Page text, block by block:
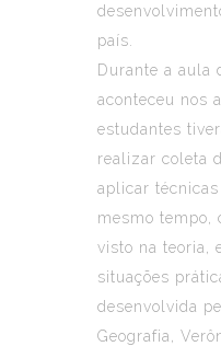
país.
Durante a aula
aconteceu nos
estudantes
realizar coleta
aplicar técnicas
mesmo tempo,
visto na teoria,
situações
desenvolvida
Geografia,